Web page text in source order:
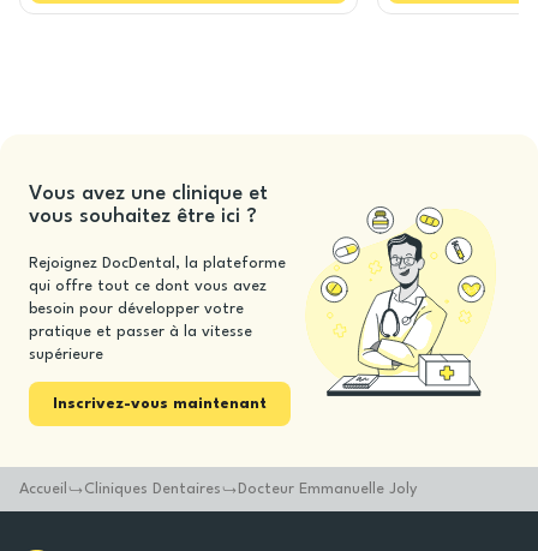
Vous avez une clinique et
vous souhaitez être ici ?
Rejoignez DocDental, la plateforme
qui offre tout ce dont vous avez
besoin pour développer votre
pratique et passer à la vitesse
supérieure
Inscrivez-vous maintenant
Accueil Cliniques Dentaires Docteur Emmanuelle Joly